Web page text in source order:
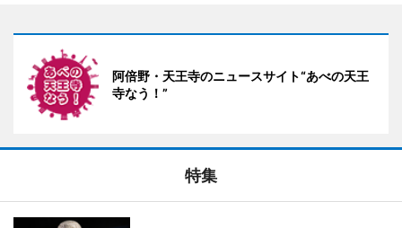
阿倍野・天王寺のニュースサイト“あべの天王
寺なう！”
特集